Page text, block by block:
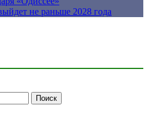
не раньше 2028 года